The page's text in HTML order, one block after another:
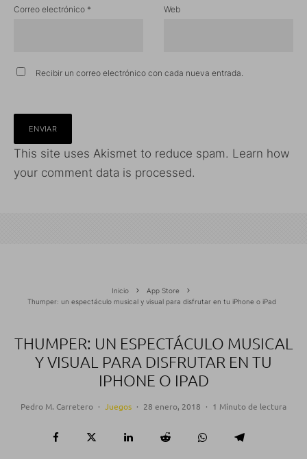
Correo electrónico * Web
Recibir un correo electrónico con cada nueva entrada.
This site uses Akismet to reduce spam. Learn how
your comment data is processed.
Inicio
App Store
Thumper: un espectáculo musical y visual para disfrutar en tu iPhone o iPad
THUMPER: UN ESPECTÁCULO MUSICAL
Y VISUAL PARA DISFRUTAR EN TU
IPHONE O IPAD
Pedro M. Carretero · Juegos · 28 enero, 2018 · 1 Minuto de lectura